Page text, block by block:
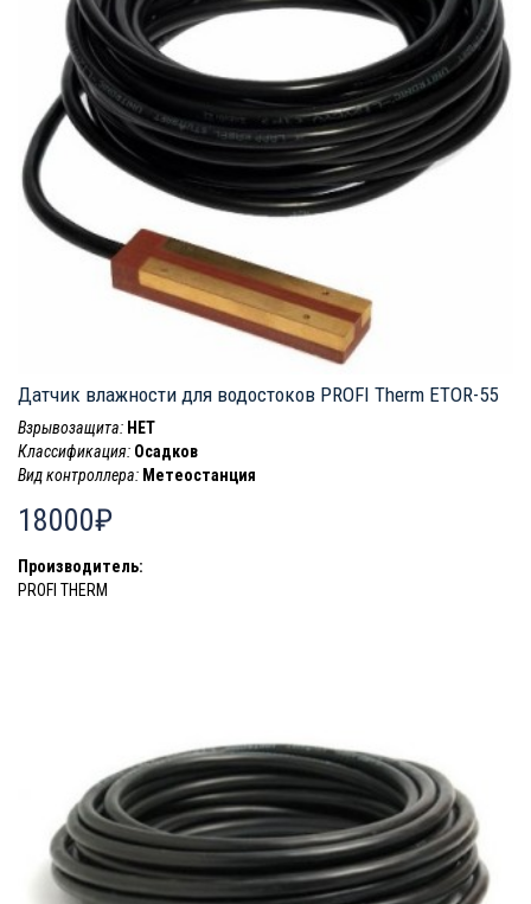
Датчик влажности для водостоков PROFI Therm ETOR-55
Взрывозащита: НЕТ
Классификация: Осадков
Вид контроллера: Метеостанция
18000₽
Производитель:
PROFI THERM